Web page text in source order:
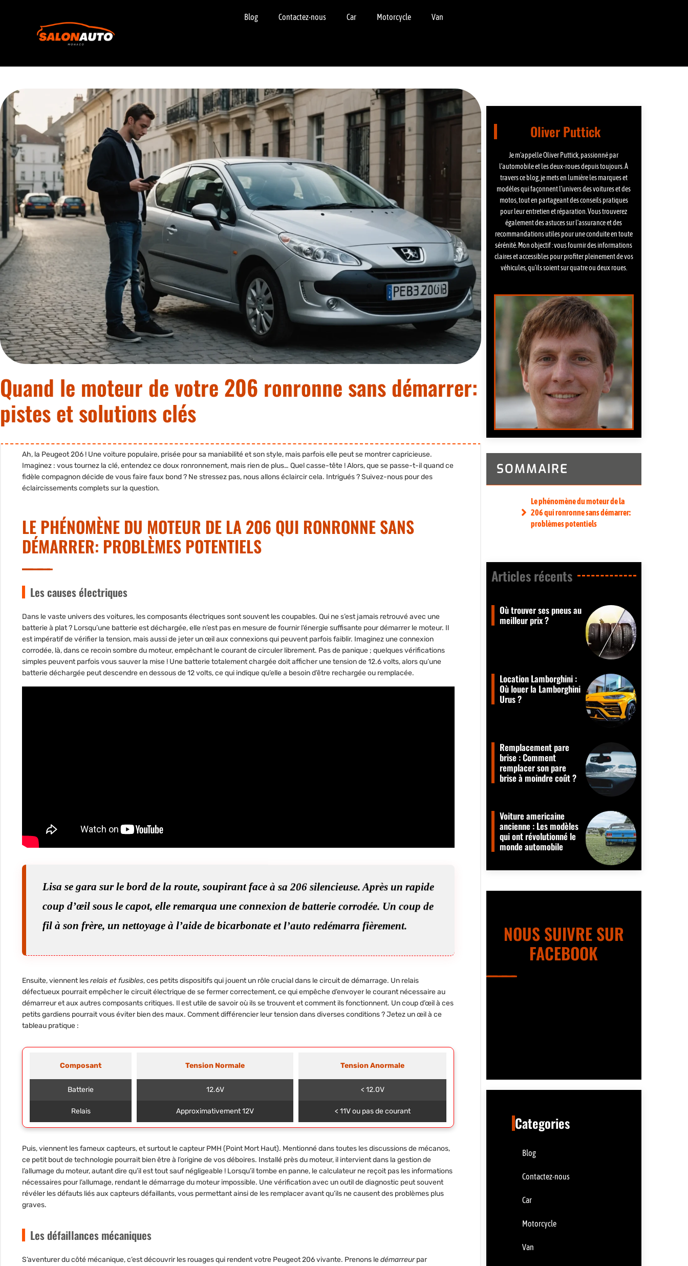
Blog Contactez-nous Car Motorcycle Van
Quand le moteur de votre 206 ronronne sans démarrer:
pistes et solutions clés
Ah, la Peugeot 206 ! Une voiture populaire, prisée pour sa maniabilité et son style, mais parfois elle peut se montrer capricieuse.
Imaginez : vous tournez la clé, entendez ce doux ronronnement, mais rien de plus… Quel casse-tête ! Alors, que se passe-t-il quand ce
fidèle compagnon décide de vous faire faux bond ? Ne stressez pas, nous allons éclaircir cela. Intrigués ? Suivez-nous pour des
éclaircissements complets sur la question.
LE PHÉNOMÈNE DU MOTEUR DE LA 206 QUI RONRONNE SANS
DÉMARRER: PROBLÈMES POTENTIELS
Les causes électriques
Dans le vaste univers des voitures, les composants électriques sont souvent les coupables. Qui ne s’est jamais retrouvé avec une
batterie à plat? Lorsqu’une batterie est déchargée, elle n’est pas en mesure de fournir l’énergie suffisante pour démarrer le moteur. Il
est impératif de vérifier la tension, mais aussi de jeter un œil aux connexions qui peuvent parfois faiblir. Imaginez une connexion
corrodée, là, dans ce recoin sombre du moteur, empêchant le courant de circuler librement. Pas de panique ; quelques vérifications
simples peuvent parfois vous sauver la mise ! Une batterie totalement chargée doit afficher une tension de 12.6 volts, alors qu’une
batterie déchargée peut descendre en dessous de 12 volts, ce qui indique qu’elle a besoin d’être rechargée ou remplacée.
Lisa se gara sur le bord de la route, soupirant face à sa 206 silencieuse. Après un rapide
coup d’œil sous le capot, elle remarqua une connexion de batterie corrodée. Un coup de
fil à son frère, un nettoyage à l’aide de bicarbonate et l’auto redémarra fièrement.
Ensuite, viennent lesrelais et fusibles, ces petits dispositifs qui jouent un rôle crucial dans le circuit de démarrage. Un relais
défectueux pourrait empêcher le circuit électrique de se fermer correctement, ce qui empêche d’envoyer le courant nécessaire au
démarreur et aux autres composants critiques. Il est utile de savoir où ils se trouvent et comment ils fonctionnent. Un coup d’œil à ces
petits gardiens pourrait vous éviter bien des maux. Comment différencier leur tension dans diverses conditions ? Jetez un œil à ce
tableau pratique :
Composant Tension Normale Tension Anormale
Batterie 12.6V < 12.0V
Relais Approximativement 12V < 11V ou pas de courant
Puis, viennent les fameux capteurs, et surtout le capteur PMH (Point Mort Haut). Mentionné dans toutes les discussions de mécanos,
ce petit bout de technologie pourrait bien être à l’origine de vos déboires. Installé près du moteur, il intervient dans la gestion de
l’allumage du moteur, autant dire qu’il est tout sauf négligeable ! Lorsqu’il tombe en panne, le calculateur ne reçoit pas les informations
nécessaires pour l’allumage, rendant le démarrage du moteur impossible. Une vérification avec un outil de diagnostic peut souvent
révéler les défauts liés aux capteurs défaillants, vous permettant ainsi de les remplacer avant qu’ils ne causent des problèmes plus
graves.
Les défaillances mécaniques
S’aventurer du côté mécanique, c’est découvrir les rouages qui rendent votre Peugeot 206 vivante. Prenons ledémarreurpar
Oliver Puttick
Je m’appelle Oliver Puttick, passionné par
l’automobile et les deux-roues depuis toujours. À
travers ce blog, je mets en lumière les marques et
modèles qui façonnent l’univers des voitures et des
motos, tout en partageant des conseils pratiques
pour leur entretien et réparation. Vous trouverez
également des astuces sur l’assurance et des
recommandations utiles pour une conduite en toute
sérénité. Mon objectif : vous fournir des informations
claires et accessibles pour profiter pleinement de vos
véhicules, qu’ils soient sur quatre ou deux roues.
SOMMAIRE
Le phénomène du moteur de la
206 qui ronronne sans démarrer:
problèmes potentiels
Articles récents​
Où trouver ses pneus au
meilleur prix ?
Location Lamborghini :
Où louer la Lamborghini
Urus ?
Remplacement pare
brise : Comment
remplacer son pare
brise à moindre coût ?
Voiture americaine
ancienne : Les modèles
qui ont révolutionné le
monde automobile
NOUS SUIVRE SUR
FACEBOOK
Categories
Blog
Contactez-nous
Car
Motorcycle
Van